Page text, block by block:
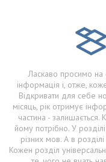
Ласкаво просимо на
інформація і, отже,
Відкривати для себе
місяць, рік отримує
частина -
йому потрібно. У
різних мов. А в
Кожен розділ